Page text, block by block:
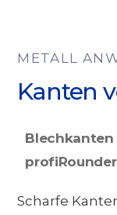
METALL
Kanten
Scharfe